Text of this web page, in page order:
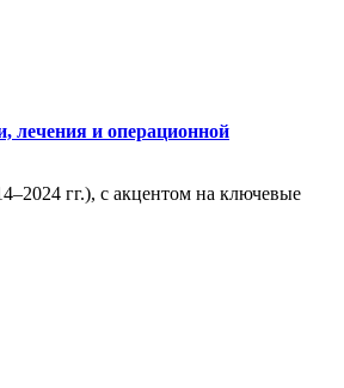
лечения и операционной
гг.), с акцентом на ключевые